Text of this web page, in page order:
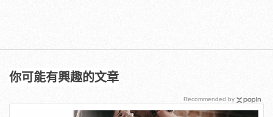
你可能有興趣的文章
Recommended by